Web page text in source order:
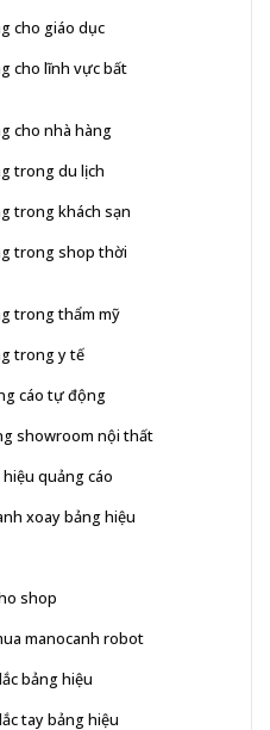
cho giáo dục
cho lĩnh vực bất
cho nhà hàng
trong du lịch
trong khách sạn
trong shop thời
trong thẩm mỹ
trong y tế
cáo tự động
showroom nội thất
quảng cáo
xoay bảng hiệu
shop
manocanh robot
bảng hiệu
tay bảng hiệu